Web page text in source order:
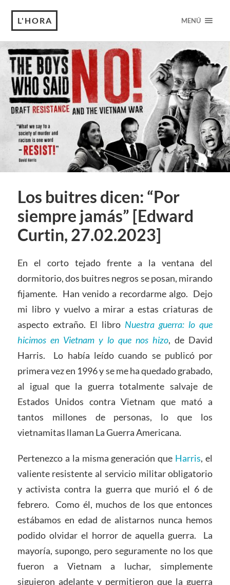
L'HORA MENÚ
Los buitres dicen: “Por
siempre jamás” [Edward
Curtin, 27.02.2023]
En el corto tejado frente a la ventana del
dormitorio, dos buitres negros se posan, mirando
fijamente. Han venido a recordarme algo. Dejo
mi libro y vuelvo a mirar a estas criaturas de
aspecto extraño. El libro Nuestra guerra: lo que
hicimos en Vietnam y lo que nos hizo, de David
Harris. Lo había leído cuando se publicó por
primera vez en 1996 y se me ha quedado grabado,
al igual que la guerra totalmente salvaje de
Estados Unidos contra Vietnam que mató a
tantos millones de personas, lo que los
vietnamitas llaman La Guerra Americana.
Pertenezco a la misma generación que Harris, el
valiente resistente al servicio militar obligatorio
y activista contra la guerra que murió el 6 de
febrero. Como él, muchos de los que entonces
estábamos en edad de alistarnos nunca hemos
podido olvidar el horror de aquella guerra. La
mayoría, supongo, pero seguramente no los que
fueron a Vietnam a luchar, simplemente
siguieron adelante y permitieron que la guerra